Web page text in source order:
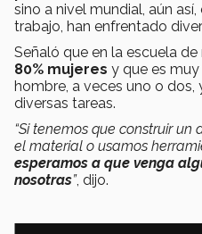
sino a nivel mundial, aún
trabajo, han enfrentado
Señaló que en la escuela
80% mujeres y que es
hombre, a veces uno o dos,
diversas tareas.
“Si tenemos que construir
el material o usamos
esperamos a que venga
nosotras”, dijo.